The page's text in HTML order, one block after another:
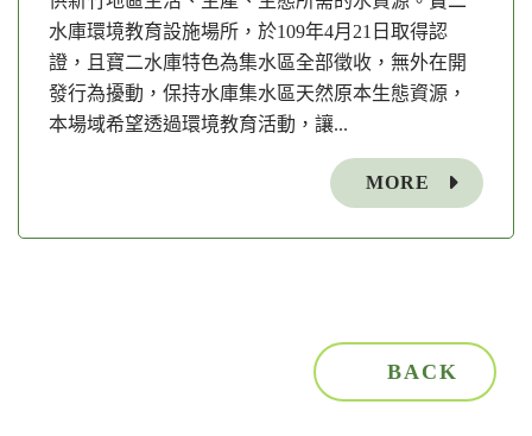
水庫環境教育設施場所，於109年4月21日取得認
證，且寶二水庫特色為集水區全部徵收，無外在開
發行為擾動，保持水庫集水區天然原本生態資源，
本場域希望透過環境教育活動，讓...
MORE
BACK